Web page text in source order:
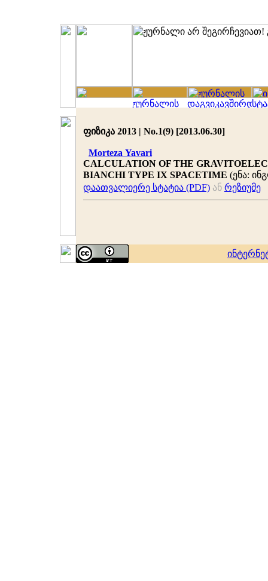
ფიზიკა 2013 | No.1(9) [2013.06.30]
Morteza Yavari
CALCULATION OF THE
BIANCHI TYPE IX SPACETIME (ენა:
დაათვალიერე სტატია (PDF) ან რეზიუმე